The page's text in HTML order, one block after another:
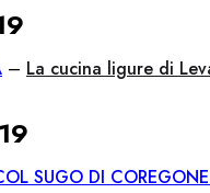
– La cucina ligure di
SUGO DI